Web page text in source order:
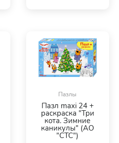
Пазлы
Пазл maxi 24 +
раскраска "Три
кота. Зимние
каникулы" (АО
"СТС")